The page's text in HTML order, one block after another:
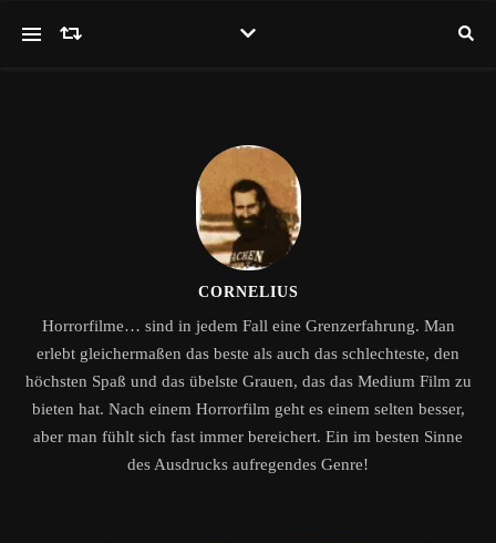
CORNELIUS
Horrorfilme… sind in jedem Fall eine Grenzerfahrung. Man
erlebt gleichermaßen das beste als auch das schlechteste, den
höchsten Spaß und das übelste Grauen, das das Medium Film zu
bieten hat. Nach einem Horrorfilm geht es einem selten besser,
aber man fühlt sich fast immer bereichert. Ein im besten Sinne
des Ausdrucks aufregendes Genre!